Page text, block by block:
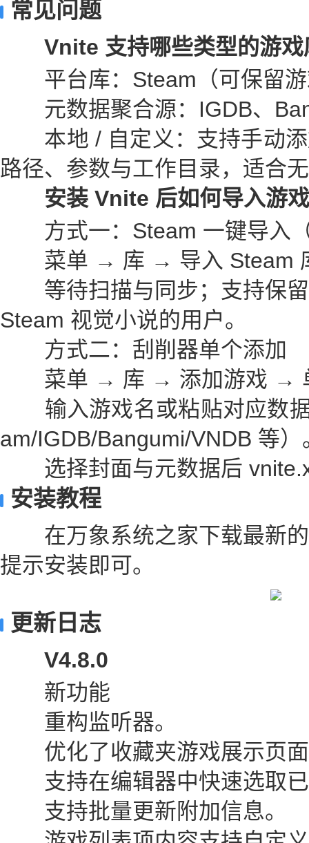
常见问题
Vnite 支持哪些类型的游戏
平台库：Steam（可保留游
元数据聚合源：IGDB、
本地 / 自定义：支持手动添
路径、参数与工作目录，适合
安装 Vnite 后如何导入游戏
方式一：Steam 一键导入
菜单 → 库 → 导入 Steam
等待扫描与同步；支持保留
Steam 视觉小说的用户。
方式二：刮削器单个添加
菜单 → 库 → 添加游戏 →
输入游戏名或粘贴对应数据
am/IGDB/Bangumi/VNDB 等）
选择封面与元数据后
安装教程
在万象系统之家下载最新的
提示安装即可。
更新日志
V4.8.0
新功能
重构监听器。
优化了收藏夹游戏展示页
支持在编辑器中快速选取已
支持批量更新附加信息。